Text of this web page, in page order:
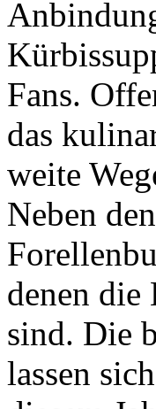
Fans.
das
weite
Neben
denen die
sind. Die
lassen